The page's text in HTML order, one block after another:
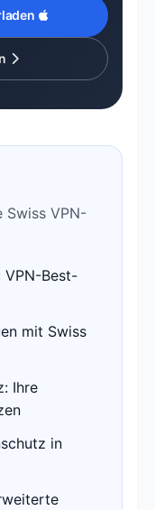
Swiss VPN-
VPN-Best-
mit Swiss
Ihre
in